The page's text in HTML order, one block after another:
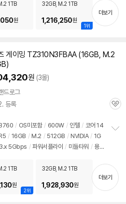
기
1TB
원
1위
32GB, M.2 1TB
1,216,250원
더보기
게이밍 TZ310N3FBAA (16GB, M.2
원 (3몰)
드로그
등록
관
/ OS미포함 / 600W / 인텔 / 코어 14
/ 16GB / M.2 / 512GB / NVIDIA / 1G
5Gbps / 파워서플라이 / 미들타워 / 용
기
2위
1TB
원
32GB, M.2 1TB
1,928,930원
더보기